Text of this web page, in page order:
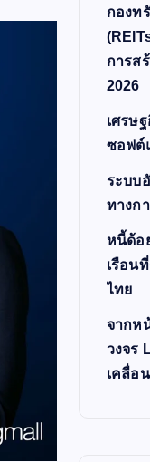
กองท
การส
2026
เศรษ
ซอฟต์
ระบบ
ทางก
หนี้ด้อ
เรือน
ไทย
จากห
วงจร
เคลื่อ